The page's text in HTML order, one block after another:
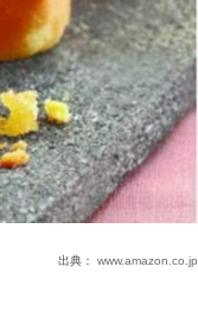
出典： www.amazon.co.jp